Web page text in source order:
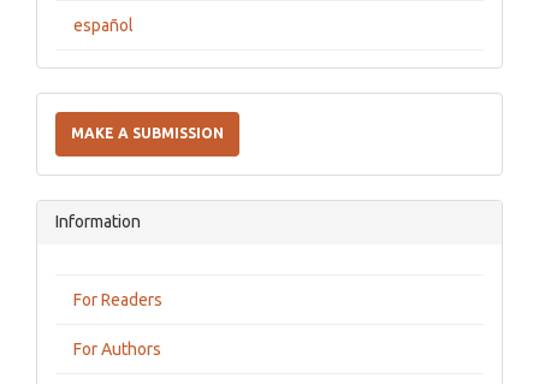
español
a
Submission
MAKE A SUBMISSION
Information
For Readers
For Authors